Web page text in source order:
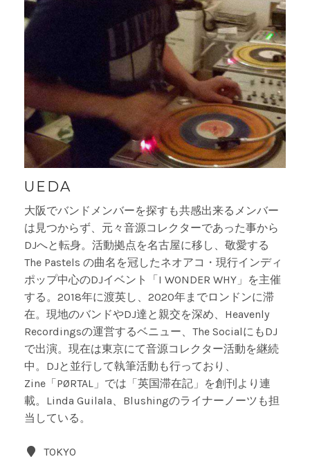
UEDA
大阪でバンドメンバーを探すも共感出来るメンバー
は見つからず、元々音源コレクターであった事から
DJへと転身。活動拠点を名古屋に移し、敬愛する
The Pastels の曲名を冠したネオアコ・現行インディ
ポップ中心のDJイベント「I WONDER WHY」を主催
する。2018年に渡英し、2020年までロンドンに滞
在。現地のバンドやDJ達と親交を深め、Heavenly
Recordingsの運営するベニュー、The SocialにもDJ
で出演。現在は東京にて音源コレクター活動を継続
中。DJと並行して執筆活動も行っており、
Zine「PØRTAL」では「英国滞在記」を創刊より連
載。Linda Guilala、Blushingのライナーノーツも担
当している。
TOKYO